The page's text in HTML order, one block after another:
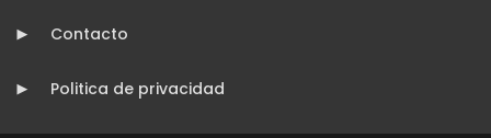
Contacto
Politica de privacidad